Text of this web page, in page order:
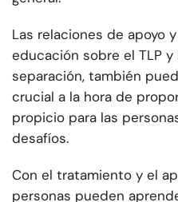
Las relaciones de apoyo
educación sobre el TLP
separación, también
crucial a la hora de
propicio para las
desafíos.
Con el tratamiento y el
personas pueden